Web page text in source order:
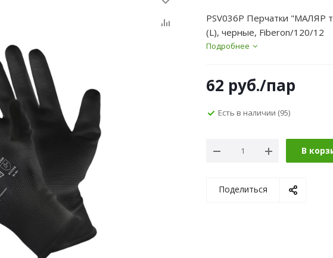
PSV036P Перчатки "МАЛЯР
(L), черные, Fiberon/120/12
Подробнее
62 руб./пар
Есть в наличии (95)
В
Поделиться